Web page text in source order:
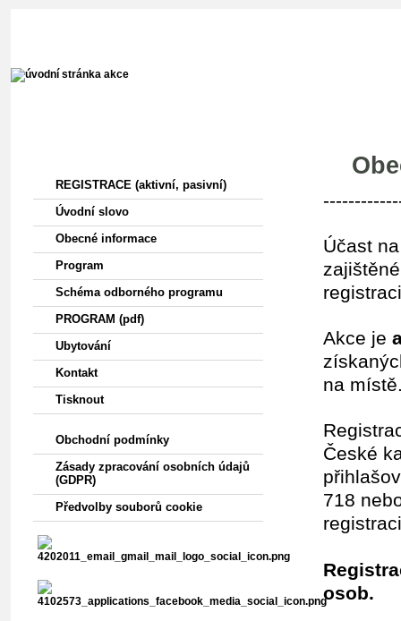
REGISTRACE (aktivní, pasivní)
Úvodní slovo
Obecné informace
Program
Schéma odborného programu
PROGRAM (pdf)
Ubytování
Kontakt
Tisknout
Obchodní podmínky
Zásady zpracování osobních údajů
(GDPR)
Předvolby souborů cookie
Účast
Akce je
na
České
718
osob.